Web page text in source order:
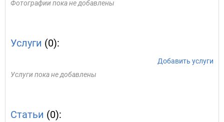
Фотографии пока не добавлены
Услуги (0):
Добавить услуги
Услуги пока не добавлены
Статьи (0):